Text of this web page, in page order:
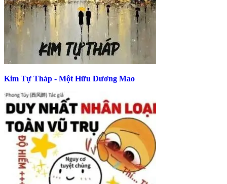
Kim Tự Tháp - Một Hữu Dương Mao